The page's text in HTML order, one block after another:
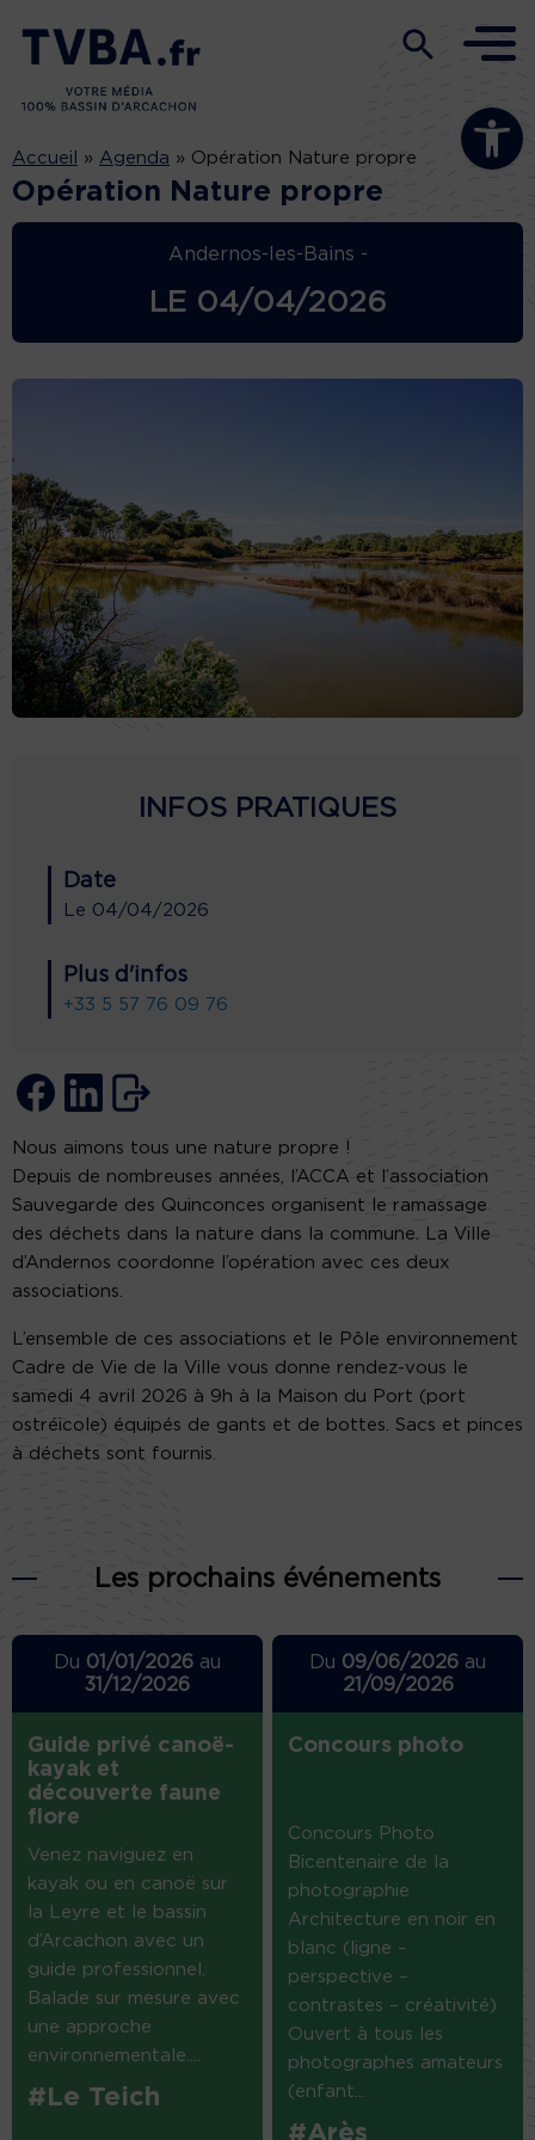
Ouvrir la
Accueil » Agenda » Opération Nature propre
Opération Nature propre
Andernos-les-Bains -
LE 04/04/2026
INFOS PRATIQUES
Date
Le 04/04/2026
Plus d'infos
+33 5 57 76 09 76
Nous aimons tous une nature propre !
Depuis de nombreuses années, l’ACCA et l’association
Sauvegarde des Quinconces organisent le ramassage
des déchets dans la nature dans la commune. La Ville
d’Andernos coordonne l’opération avec ces deux
associations.
L’ensemble de ces associations et le Pôle environnement
Cadre de Vie de la Ville vous donne rendez-vous le
samedi 4 avril 2026 à 9h à la Maison du Port (port
ostréicole) équipés de gants et de bottes. Sacs et pinces
à déchets sont fournis.
Les prochains événements
Du 01/01/2026au
31/12/2026
Guide privé canoë-
kayak et
découverte faune
flore
Venez naviguez en
kayak ou en canoë sur
la Leyre et le bassin
d’Arcachon avec un
guide professionnel.
Balade sur mesure avec
une approche
environnementale....
#Le Teich
Du 09/06/2026 au
21/09/2026
Concours photo
Concours Photo
Bicentenaire de la
photographie
Architecture en noir en
blanc (ligne –
perspective –
contrastes – créativité)
Ouvert à tous les
photographes amateurs
(enfant...
#Arès